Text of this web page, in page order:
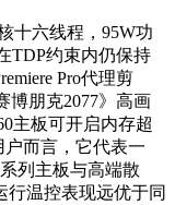
十六线程，95W功
TDP约束内仍保持
Pro代理剪
博朋克2077》高画
主板可开启内存超
而言，它代表一
列主板与高端散
行温控表现远优于同